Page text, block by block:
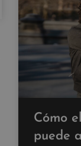
Cómo
puede